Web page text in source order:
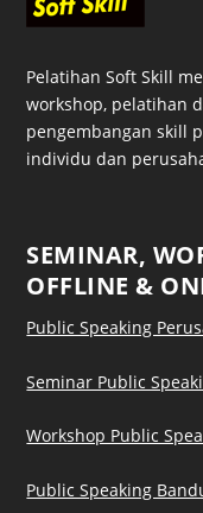
Pelatihan Soft Skill
workshop, pelatihan
pengembangan skill
individu dan
SEMINAR,
OFFLINE &
Public Speaking
Seminar Public
Workshop Public
Public Speaking